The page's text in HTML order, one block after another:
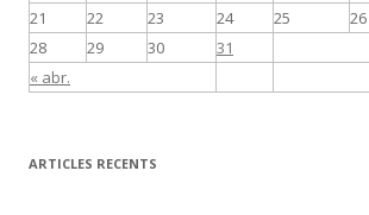
« abr.
21
22 23 24 25 26
28
29 30 31
ARTICLES RECENTS